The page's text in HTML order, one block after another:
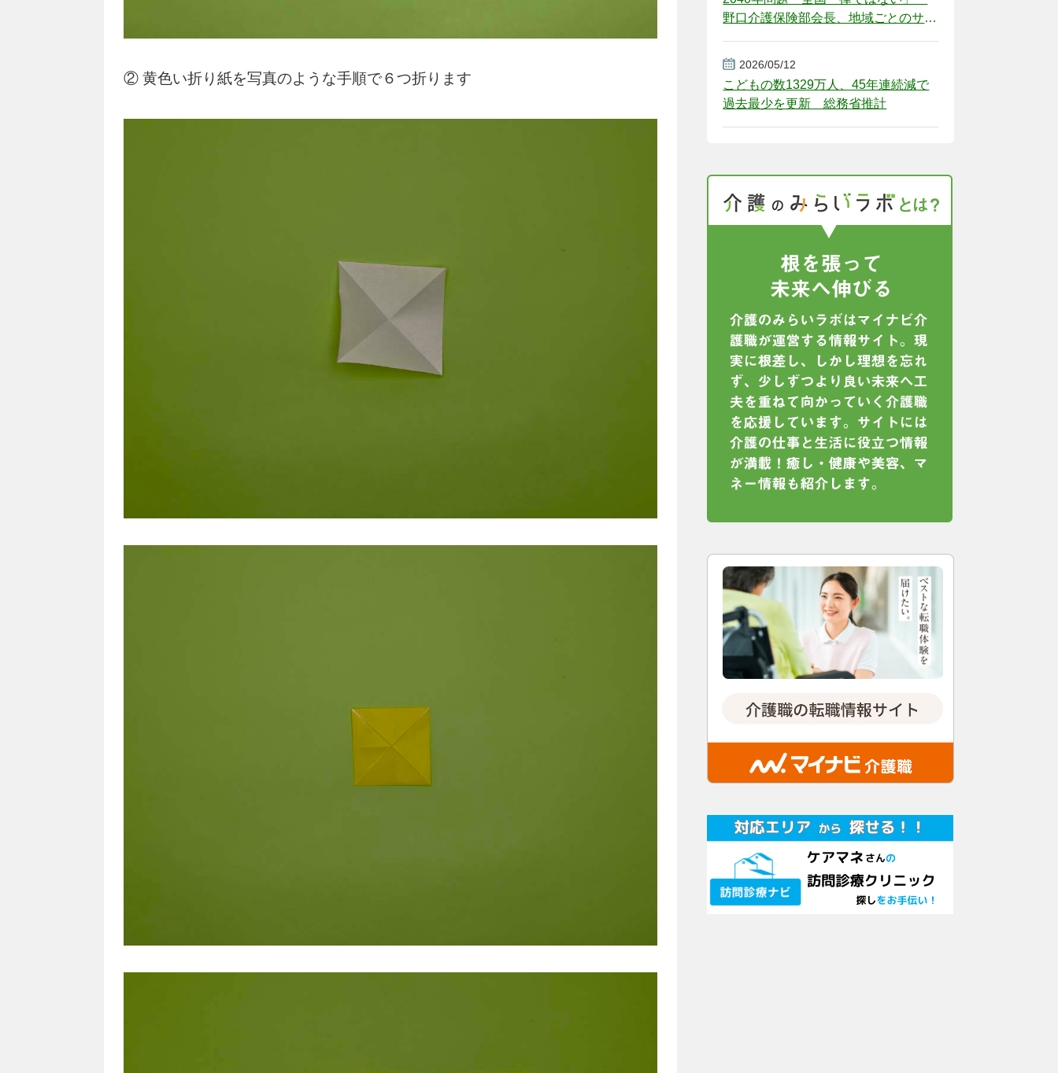
② 黄色い折り紙を写真のような手順で６つ折ります
野口介護保険部会長、地域ごとのサー
2026/05/12
こどもの数1329万人、45年連続減で
過去最少を更新 総務省推計